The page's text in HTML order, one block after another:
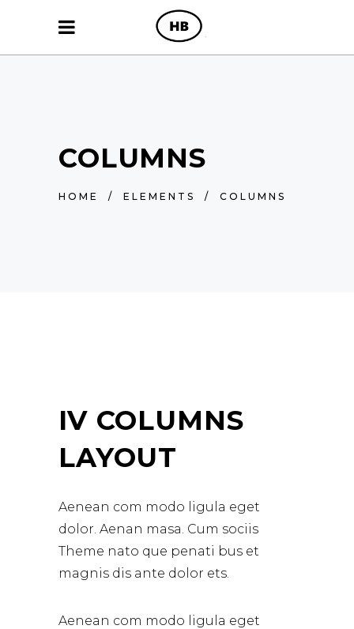
COLUMNS
HOME / ELEMENTS / COLUMNS
IV COLUMNS
LAYOUT
Aenean com modo ligula eget
dolor. Aenan masa. Cum sociis
Theme nato que penati bus et
magnis dis ante dolor ets.
Aenean com modo ligula eget